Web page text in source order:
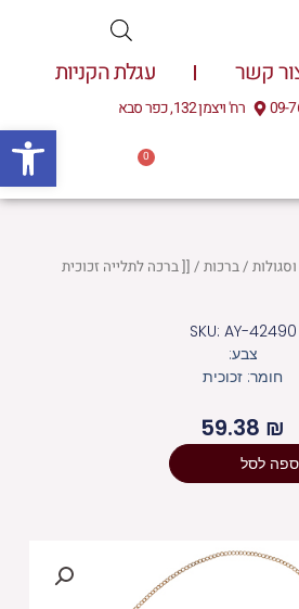
קשר עגלת הקניות
09- רח' ויצמן 132, כפר סבא
0
עגלת
/ברכות/ [[ ברכה לתלייה זכוכית
SKU: AY-42490
צבע:
חומר: זכוכית
59.38 ₪
לסל